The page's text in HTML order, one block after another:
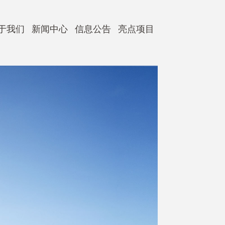
我们 新闻中心 信息公告 亮点项目